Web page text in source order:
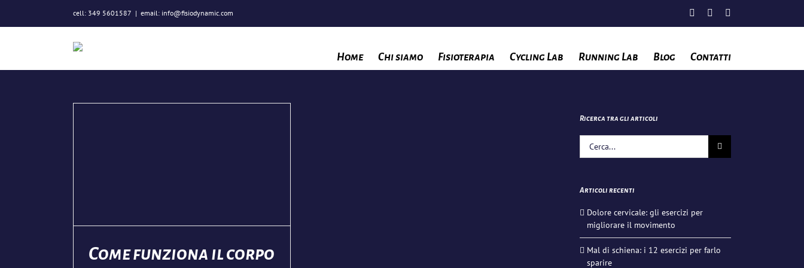
contenuto
cell: 349 5601587 | email: info@fisiodynamic.com FacebookInstagram
Home Chi siamo Fisioterapia Cycling Lab Running Lab Blog Contatti
Come funziona il corpo
Ricerca tra gli articoli
per:
Articoli recenti
Dolore cervicale: gli esercizi per
migliorare il movimento
Mal di schiena: i 12 esercizi per farlo
sparire